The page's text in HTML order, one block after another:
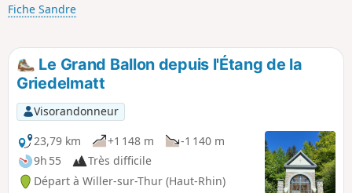
Fiche Sandre
Le Grand Ballon depuis l'Étang de la
Griedelmatt
Visorandonneur
23,79 km
+1 148 m
-1 140 m
9h 55
Très difficile
Départ à Willer-sur-Thur (Haut-Rhin)